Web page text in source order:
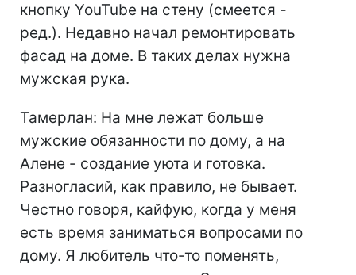
кнопку YouTube на стену (смеется -
ред.). Недавно начал ремонтировать
фасад на доме. В таких делах нужна
мужская рука.
Тамерлан: На мне лежат больше
мужские обязанности по дому, а на
Алене - создание уюта и готовка.
Разногласий, как правило, не бывает.
Честно говоря, кайфую, когда у меня
есть время заниматься вопросами по
дому. Я любитель что-то поменять,